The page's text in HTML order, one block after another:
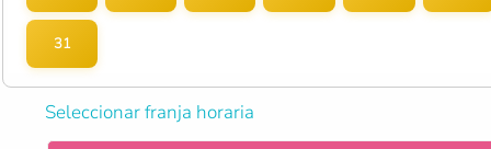
31
Seleccionar franja horaria